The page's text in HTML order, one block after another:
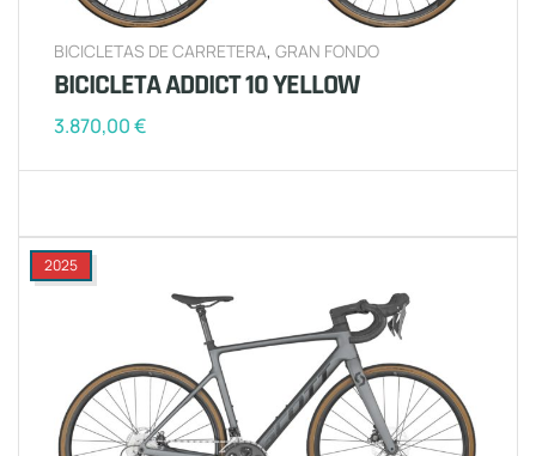
BICICLETAS DE CARRETERA, GRAN FONDO
BICICLETA ADDICT 10 YELLOW
3.870,00€
2025